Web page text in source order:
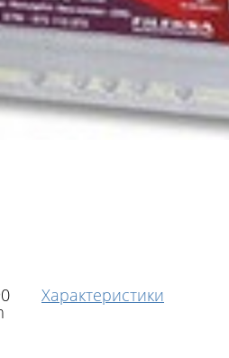
Характеристики